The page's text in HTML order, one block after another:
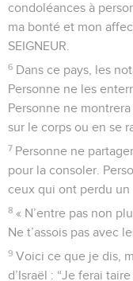
condoléances à
ma bonté et mon
SEIGNEUR.
6 Dans ce pays, les
Personne ne les
Personne ne
sur le corps ou en se
7 Personne ne
pour la consoler.
ceux qui ont perdu un
8 « N’entre pas non
Ne t’assois pas avec
9 Voici ce que je dis,
d’Israël : “Je ferai